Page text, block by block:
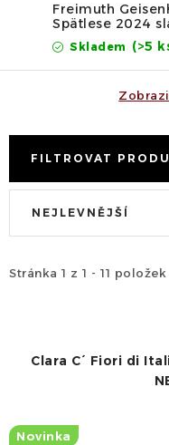
Freimuth
Spätlese 2024
0,75l
Skladem (>5
FILTROVAT
i
u
Stránka 1 z 1 - 11
e
d
NEJLEVNĚJŠÍ
Clara C´ Fiori di
Novinka